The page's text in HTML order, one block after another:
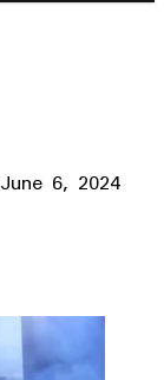
June 6, 2024